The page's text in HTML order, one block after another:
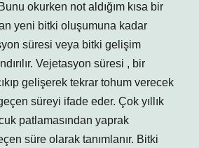
okurken not aldığım kısa bir
yeni bitki oluşumuna kadar
süresi veya bitki gelişim
Vejetasyon süresi , bir
gelişerek tekrar tohum verecek
süreyi ifade eder. Çok yıllık
patlamasından yaprak
süre olarak tanımlanır. Bitki